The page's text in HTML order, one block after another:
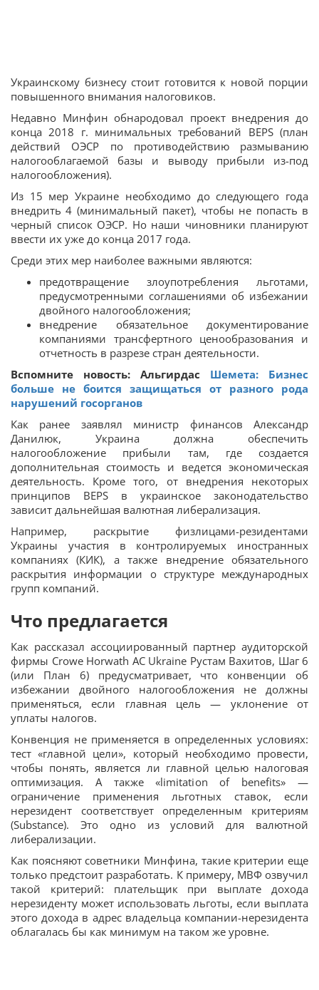
Украинскому бизнесу стоит готовится к новой порции
повышенного внимания налоговиков.
Недавно Минфин обнародовал проект внедрения до
конца 2018 г. минимальных требований BEPS (план
действий ОЭСР по противодействию размыванию
налогооблагаемой базы и выводу прибыли из-под
налогообложения).
Из 15 мер Украине необходимо до следующего года
внедрить 4 (минимальный пакет), чтобы не попасть в
черный список ОЭСР. Но наши чиновники планируют
ввести их уже до конца 2017 года.
Среди этих мер наиболее важными являются:
предотвращение злоупотребления льготами,
предусмотренными соглашениями об избежании
двойного налогообложения;
внедрение обязательное документирование
компаниями трансфертного ценообразования и
отчетность в разрезе стран деятельности.
Вспомните новость: Альгирдас Шемета: Бизнес
больше не боится защищаться от разного рода
нарушений госорганов
Как ранее заявлял министр финансов Александр
Данилюк, Украина должна обеспечить
налогообложение прибыли там, где создается
дополнительная стоимость и ведется экономическая
деятельность. Кроме того, от внедрения некоторых
принципов BEPS в украинское законодательство
зависит дальнейшая валютная либерализация.
Например, раскрытие физлицами-резидентами
Украины участия в контролируемых иностранных
компаниях (КИК), а также внедрение обязательного
раскрытия информации о структуре международных
групп компаний.
Что предлагается
Как рассказал ассоциированный партнер аудиторской
фирмы Сrowe Horwath AC Ukraine Рустам Вахитов, Шаг 6
(или План 6) предусматривает, что конвенции об
избежании двойного налогообложения не должны
применяться, если главная цель — уклонение от
уплаты налогов.
Конвенция не применяется в определенных условиях:
тест «главной цели», который необходимо провести,
чтобы понять, является ли главной целью налоговая
оптимизация. А также «limitation of benefits» —
ограничение применения льготных ставок, если
нерезидент соответствует определенным критериям
(Substance). Это одно из условий для валютной
либерализации.
Как поясняют советники Минфина, такие критерии еще
только предстоит разработать. К примеру, МВФ озвучил
такой критерий: плательщик при выплате дохода
нерезиденту может использовать льготы, если выплата
этого дохода в адрес владельца компании-нерезидента
облагалась бы как минимум на таком же уровне.